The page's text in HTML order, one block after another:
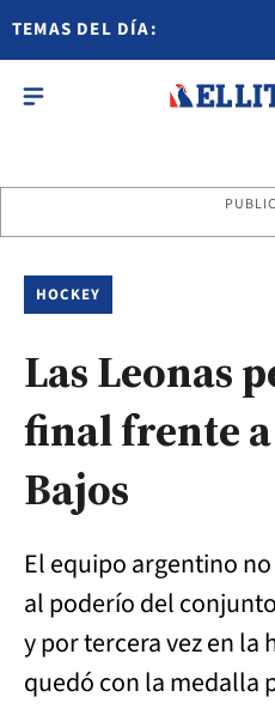
TEMAS DEL DÍA:
HOCKEY
Las Leonas
final frente a
Bajos
El equipo argentino
al poderío del
y por tercera vez en la
quedó con la medalla